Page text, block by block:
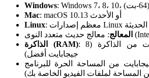
Windows
Mac
: macOS 10.13 أو الأحدث
Linux
: معظم إصدارات Linux الحديثة
المعالج
الذاكرة (RAM): على الأقل 4 جيجابايت من الذاكرة (8
جيجابايت أفضل)
300 ميجابايت من المساحة الحرة للبرنامج
المساحة لملفات الفيديو الخاصة بك)